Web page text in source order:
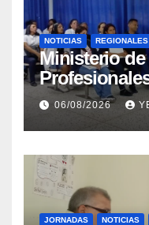
NOTICIAS REGIONALES
Ministerio de
Tuberculosis
06/08/2026
JORNADAS NOTICIAS